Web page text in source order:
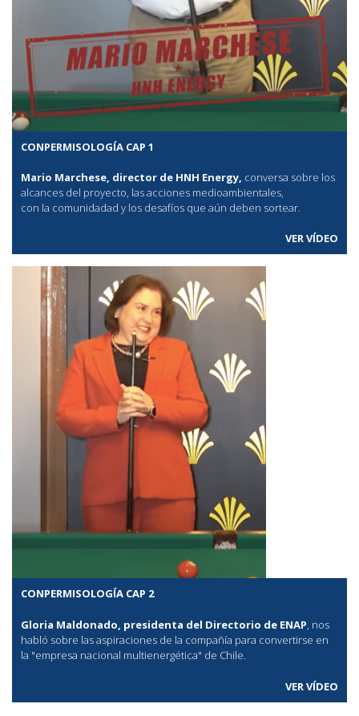
CONPERMISOLOGÍA CAP 1
Mario Marchese, director de HNH Energy, conversa sobre los
alcances del proyecto, las acciones medioambientales,
con la comunidadad y los desafíos que aún deben sortear.
VER VÍDEO
CONPERMISOLOGÍA CAP 2
Gloria Maldonado, presidenta del Directorio de ENAP, nos
habló sobre las aspiraciones de la compañía para convertirse en
la "empresa nacional multienergética" de Chile.
VER VÍDEO